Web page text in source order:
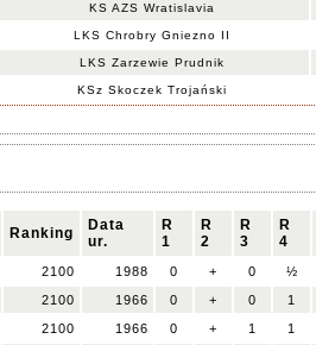
KS AZS Wratislavia
LKS Chrobry Gniezno II
LKS Zarzewie Prudnik
KSz Skoczek Trojański
Ranking
Data
ur.
R
1
R
2
R
3
R
4
2100 1988 0 + 0 ½
2100 1966 0 + 0 1
2100 1966 0 + 1 1